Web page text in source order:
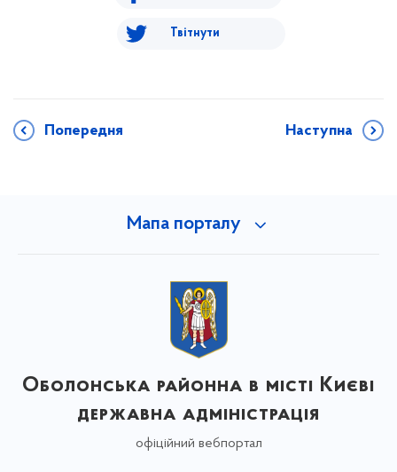
Твітнути
Попередня Наступна
Мапа порталу
Оболонська районна в місті Києві
державна адміністрація
офіційний вебпортал